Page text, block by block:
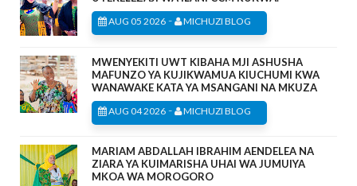
AUG 05 2026 - MICHUZI BLOG
MWENYEKITI UWT KIBAHA MJI ASHUSHA
MAFUNZO YA KUJIKWAMUA KIUCHUMI KWA
WANAWAKE KATA YA MSANGANI NA MKUZA
AUG 04 2026 - MICHUZI BLOG
MARIAM ABDALLAH IBRAHIM AENDELEA NA
ZIARA YA KUIMARISHA UHAI WA JUMUIYA
MKOA WA MOROGORO